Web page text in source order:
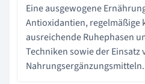
Eine ausgewogene
Antioxidantien, regelmäßige
ausreichende Ruhephasen
Techniken sowie der Einsatz
Nahrungsergänzungsmitteln.